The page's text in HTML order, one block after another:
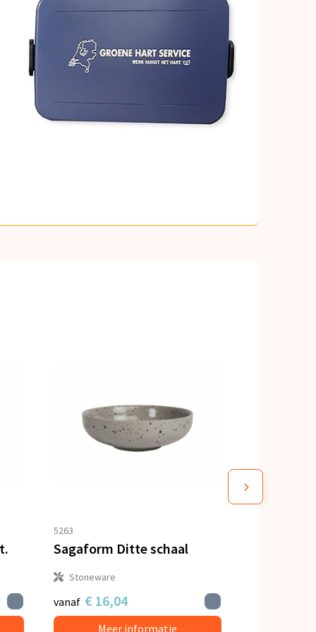
5263
Sagaform Ditte schaal
Stoneware
vanaf € 16,04
Meer informatie